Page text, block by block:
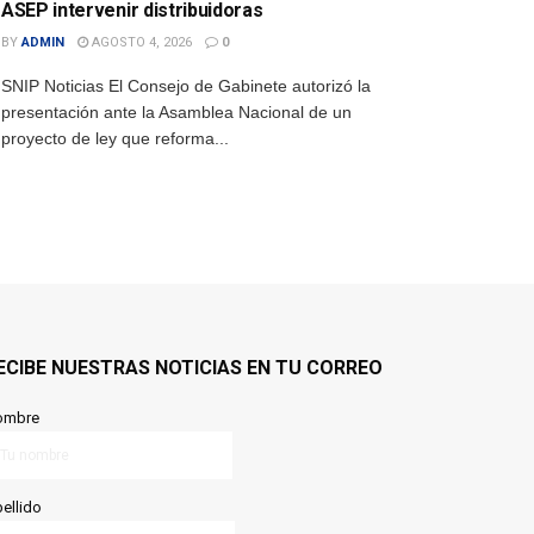
ASEP intervenir distribuidoras
BY ADMIN AGOSTO 4, 2026 0
SNIP Noticias El Consejo de Gabinete autorizó la
presentación ante la Asamblea Nacional de un
proyecto de ley que reforma...
NUESTRAS NOTICIAS EN TU CORREO